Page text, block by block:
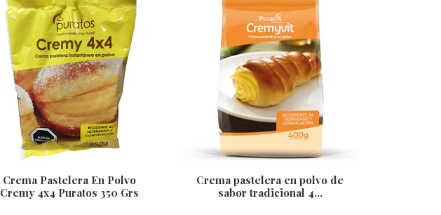
Crema Pastelera En Polvo
Cremy 4x4 Puratos 350 Grs
Crema pastelera en polvo de
sabor tradicional 4...